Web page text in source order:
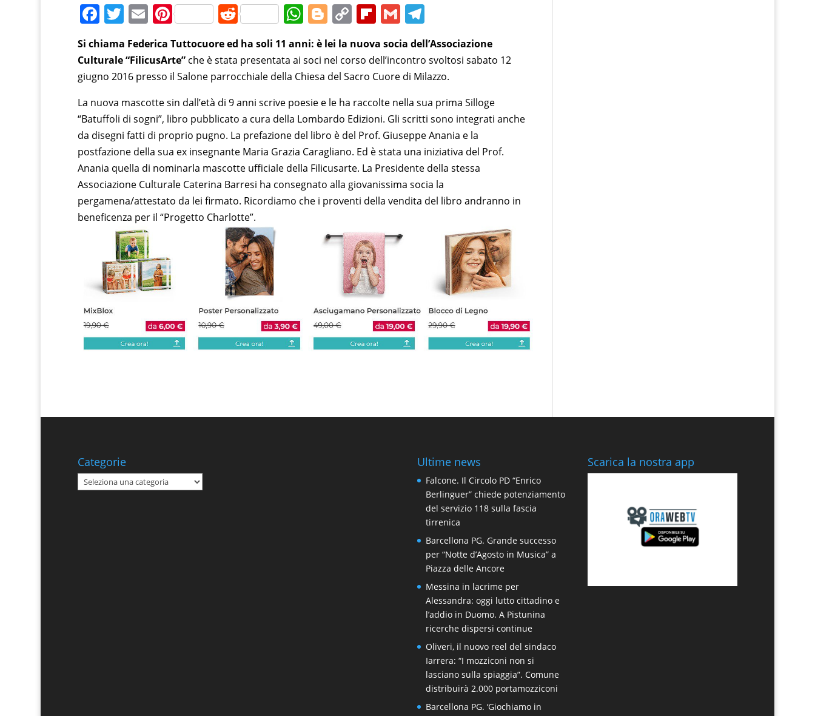
F
a
c
e
o
o
k
T
w
itt
er
E
m
ai
l
Pi
nt
er
e
st
R
e
d
di
W
h
at
s
p
p
Bl
o
g
g
er
C
p
y
n
k
Fl
b
o
ar
d
G
m
ai
l
T
el
e
gr
m
Si chiama Federica Tuttocuore ed ha soli 11 anni: è lei la nuova socia dell’Associazione
Culturale “FilicusArte”che è stata presentata ai soci nel corso dell’incontro svoltosi sabato 12
giugno 2016 presso il Salone parrocchiale della Chiesa del Sacro Cuore di Milazzo.
La nuova mascotte sin dall’età di 9 anni scrive poesie e le ha raccolte nella sua prima Silloge
“Batuffoli di sogni”, libro pubblicato a cura della Lombardo Edizioni. Gli scritti sono integrati anche
da disegni fatti di proprio pugno. La prefazione del libro è del Prof. Giuseppe Anania e la
postfazione della sua ex insegnante Maria Grazia Caragliano. Ed è stata una iniziativa del Prof.
Anania quella di nominarla mascotte ufficiale della Filicusarte. La Presidente della stessa
Associazione Culturale Caterina Barresi ha consegnato alla giovanissima socia la
pergamena/attestato da lei firmato. Ricordiamo che i proventi della vendita del libro andranno in
beneficenza per il “Progetto Charlotte”.
Categorie
Categorie
Ultime news
Falcone. Il Circolo PD “Enrico
Berlinguer” chiede potenziamento
del servizio 118 sulla fascia
tirrenica
Barcellona PG. Grande successo
per “Notte d’Agosto in Musica” a
Piazza delle Ancore
Messina in lacrime per
Alessandra: oggi lutto cittadino e
l’addio in Duomo. A Pistunina
ricerche dispersi continue
Oliveri, il nuovo reel del sindaco
Iarrera: “I mozziconi non si
lasciano sulla spiaggia”. Comune
distribuirà 2.000 portamozziconi
Barcellona PG. ‘Giochiamo in
Scarica la nostra app